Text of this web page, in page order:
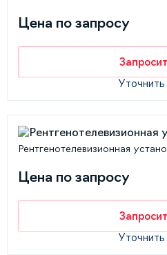
Цена по запросу
Рентгенотелевизионная
Цена по запросу